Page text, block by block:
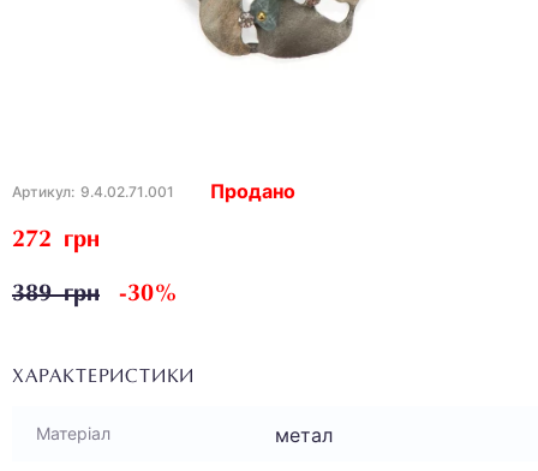
Артикул: 9.4.02.71.001
272 грн
389 грн -30%
Продано
ХАРАКТЕРИСТИКИ
Матеріал метал